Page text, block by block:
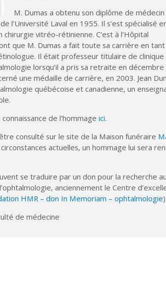
M. Dumas a obtenu son diplôme de médecin
l’Université Laval en 1955. Il s’est spécialisé
vitréo-rétinienne. C’est à l’Hôpital
que M. Dumas a fait toute sa carrière en tant
Il était professeur titulaire de clinique
lorsqu’il a pris sa retraite en
une médaille de carrière, en 2003. Jean
québécoise et canadienne, un
de l’hommage ici.
consulté sur le site de la Maison funéraire
actuelles, un hommage lui sera
se traduire par un don pour la recherche au
anciennement le Centre
HMR – don In Memoriam – ophtalmologie).
de médecine